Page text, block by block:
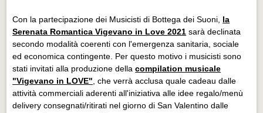
Con la partecipazione dei Musicisti di Bottega dei Suoni, la
Serenata RomanticaVigevano in Love2021 sarà declinata
secondo modalità coerenti con l'emergenza sanitaria, sociale
ed economica contingente. Per questo motivo i musicisti sono
stati invitati alla produzione dellacompilation musicale
"Vigevano in LOVE" , che verrà acclusa quale cadeau dalle
attività commerciali aderenti all'iniziativa alle idee regalo/menù
delivery consegnati/ritirati nel giorno di San Valentino dalle